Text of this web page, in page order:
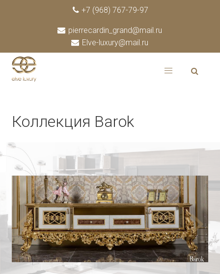
+7 (968) 767-79-97
pierrecardin_grand@mail.ru
Elve-luxury@mail.ru
Коллекция Barok